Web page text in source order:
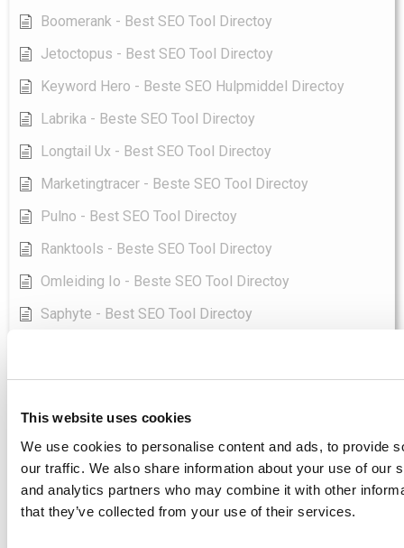
This website uses cookies
We use cookies to personalise content and ads, to provide
our traffic. We also share information about your use of our
and analytics partners who may combine it with other
that they’ve collected from your use of their services.
Boomerank - Best SEO Tool Directoy
Jetoctopus - Best SEO Tool Directoy
Keyword Hero - Beste SEO Hulpmiddel Directoy
Labrika - Beste SEO Tool Directoy
Longtail Ux - Best SEO Tool Directoy
Marketingtracer - Beste SEO Tool Directoy
Pulno - Best SEO Tool Directoy
Ranktools - Beste SEO Tool Directoy
Omleiding Io - Beste SEO Tool Directoy
Saphyte - Best SEO Tool Directoy
Sellersprite - Best SEO Tool Directoy
Senuto - Beste SEO Tool Directoy
Seo Audit - Beste SEO Tool Directoy
Toon alle artikelen( 5 )
Wordpress